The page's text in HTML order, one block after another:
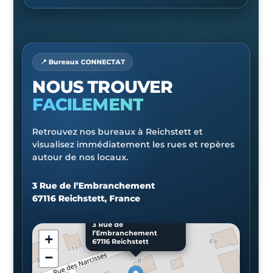
📍 Bureaux CONNECTAT
NOUS TROUVER
FACILEMENT
Retrouvez nos bureaux à Reichstett et
visualisez immédiatement les rues et repères
autour de nos locaux.
3 Rue de l’Embranchement
67116 Reichstett, France
3 Rue de
l’Embranchement
67116 Reichstett
+
−